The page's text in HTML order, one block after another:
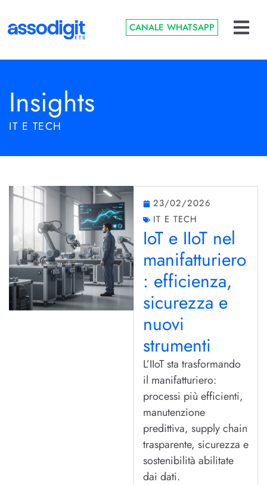
CANALE WHATSAPP
Insights
IT E TECH
23/02/2026
IT E TECH
IoT e IIoT nel
manifatturiero
: efficienza,
sicurezza e
nuovi
strumenti
L’IIoT sta trasformando
il manifatturiero:
processi più efficienti,
manutenzione
predittiva, supply chain
trasparente, sicurezza e
sostenibilità abilitate
dai dati.